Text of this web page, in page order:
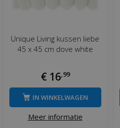
Unique Living kussen liebe
45 x 45 cm dove white
€ 16 99
Meer informatie
IN WINKELWAGEN